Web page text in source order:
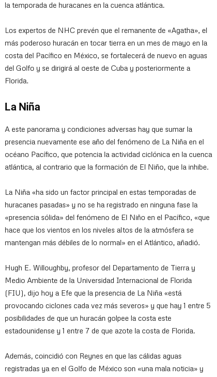
la temporada de huracanes en la cuenca atlántica.
Los expertos de NHC prevén que el remanente de «Agatha», el
más poderoso huracán en tocar tierra en un mes de mayo en la
costa del Pacífico en México, se fortalecerá de nuevo en aguas
del Golfo y se dirigirá al oeste de Cuba y posteriormente a
Florida.
La Niña
A este panorama y condiciones adversas hay que sumar la
presencia nuevamente ese año del fenómeno de La Niña en el
océano Pacífico, que potencia la actividad ciclónica en la cuenca
atlántica, al contrario que la formación de El Niño, que la inhibe.
La Niña «ha sido un factor principal en estas temporadas de
huracanes pasadas» y no se ha registrado en ninguna fase la
«presencia sólida» del fenómeno de El Niño en el Pacífico, «que
hace que los vientos en los niveles altos de la atmósfera se
mantengan más débiles de lo normal» en el Atlántico, añadió.
Hugh E. Willoughby, profesor del Departamento de Tierra y
Medio Ambiente de la Universidad Internacional de Florida
(FIU), dijo hoy a Efe que la presencia de La Niña «está
provocando ciclones cada vez más severos» y que hay 1 entre 5
posibilidades de que un huracán golpee la costa este
estadounidense y 1 entre 7 de que azote la costa de Florida.
Además, coincidió con Reynes en que las cálidas aguas
registradas ya en el Golfo de México son «una mala noticia» y